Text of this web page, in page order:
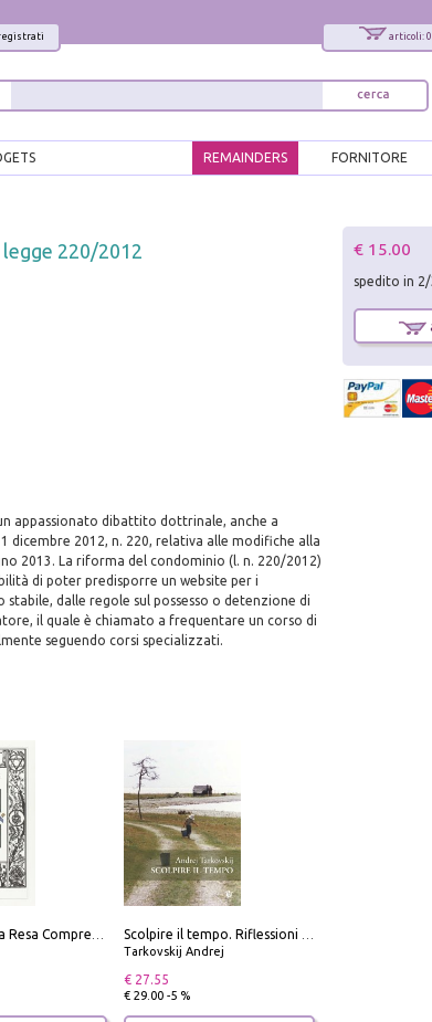
articoli: 0
FORNITORE
REMAINDERS
220/2012
appassionato dibattito dottrinale, anche a
2012, n. 220, relativa alle modifiche alla
2013. La riforma del condominio (l. n. 220/2012)
di poter predisporre un website per i
dalle regole sul possesso o detenzione di
il quale è chiamato a frequentare un corso di
seguendo corsi specializzati.
Tarkovskij Andrej
€ 27.55
€ 29.00 -5 %
€ 15.00
spedito in
Interessato ai nostri
Sarai informato delle nostre
comunque cancellarti
modulo di iscrizione